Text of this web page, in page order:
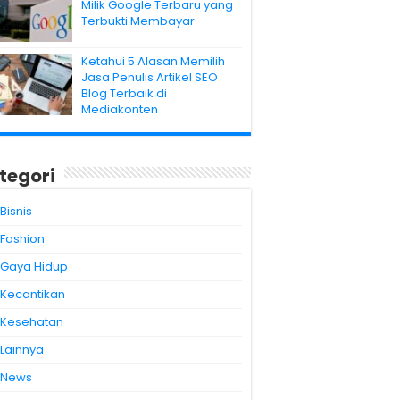
Milik Google Terbaru yang
Terbukti Membayar
Ketahui 5 Alasan Memilih
Jasa Penulis Artikel SEO
Blog Terbaik di
Mediakonten
Bisnis
Fashion
Gaya Hidup
Kecantikan
Kesehatan
Lainnya
News